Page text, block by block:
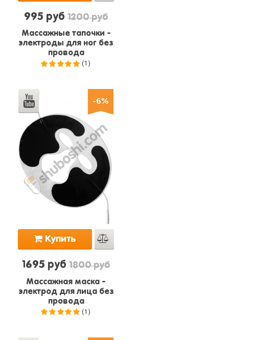
995 руб 1200 руб
Массажные тапочки -
электроды для ног без
провода
(1)
-6%
Купить
1695 руб 1800 руб
Массажная маска -
электрод для лица без
провода
(1)